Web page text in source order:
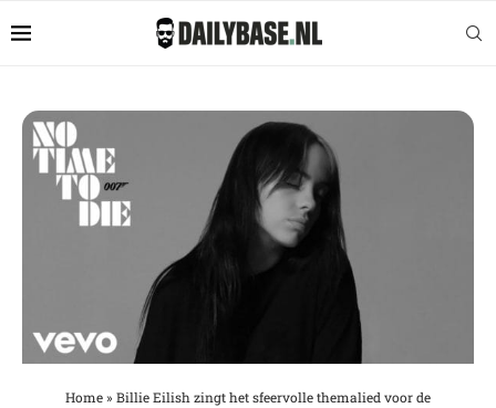
Home» Billie Eilish zingt het sfeervolle themalied voor de